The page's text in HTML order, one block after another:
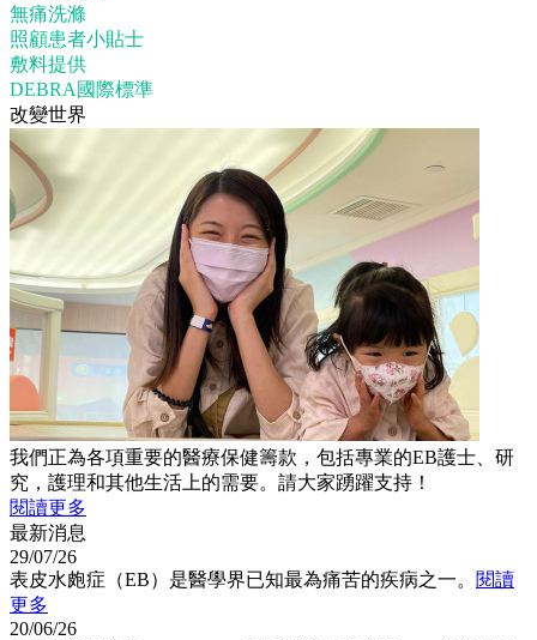
無痛洗滌
照顧患者小貼士
敷料提供
DEBRA國際標準
改變世界
我們正為各項重要的醫療保健籌款，包括專業的EB護士、研
究，護理和其他生活上的需要。請大家踴躍支持！
閱讀更多
最新消息
29/07/26
表皮水皰症（EB）是醫學界已知最為痛苦的疾病之一。 閱讀
更多
20/06/26